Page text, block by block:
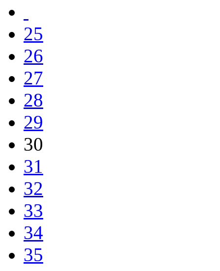
25
26
27
28
29
30
31
32
33
34
35